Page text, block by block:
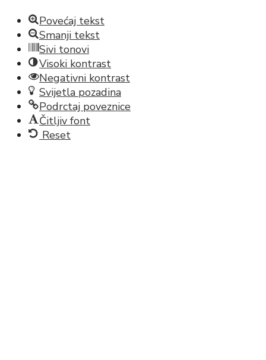
Povećaj tekst
Smanji tekst
Sivi tonovi
Visoki kontrast
Negativni kontrast
Svijetla pozadina
Podrctaj poveznice
Čitljiv font
Reset